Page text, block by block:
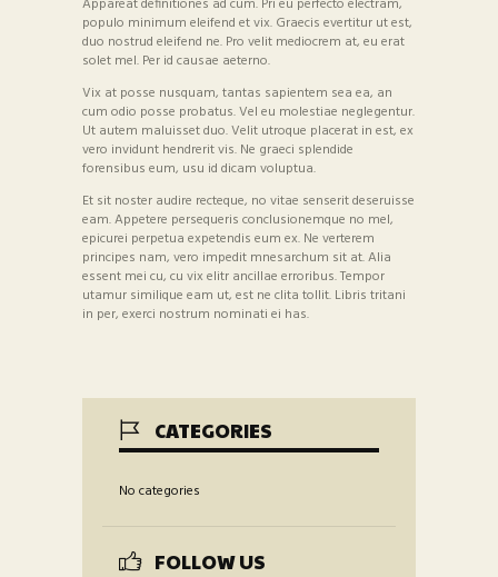
populo minimum eleifend et vix. Graecis evertitur ut est,
duo nostrud eleifend ne. Pro velit mediocrem at, eu erat
solet mel. Per id causae aeterno.
Vix at posse nusquam, tantas sapientem sea ea, an
cum odio posse probatus. Vel eu molestiae neglegentur.
Ut autem maluisset duo. Velit utroque placerat in est, ex
vero invidunt hendrerit vis. Ne graeci splendide
forensibus eum, usu id dicam voluptua.
Et sit noster audire recteque, no vitae senserit deseruisse
eam. Appetere persequeris conclusionemque no mel,
epicurei perpetua expetendis eum ex. Ne verterem
principes nam, vero impedit mnesarchum sit at. Alia
essent mei cu, cu vix elitr ancillae erroribus. Tempor
utamur similique eam ut, est ne clita tollit. Libris tritani
in per, exerci nostrum nominati ei has.
CATEGORIES
No categories
FOLLOW US